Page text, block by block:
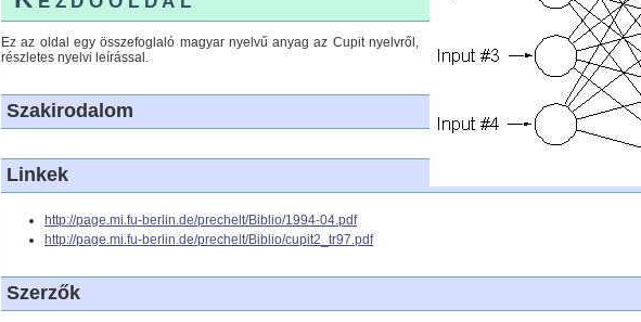
Ez az oldal egy összefoglaló magyar nyelvű anyag az Cupit nyelvről,
részletes nyelvi leírással.
Szakirodalom
Linkek
http://page.mi.fu-berlin.de/prechelt/Biblio/1994-04.pdf
http://page.mi.fu-berlin.de/prechelt/Biblio/cupit2_tr97.pdf
Szerzők